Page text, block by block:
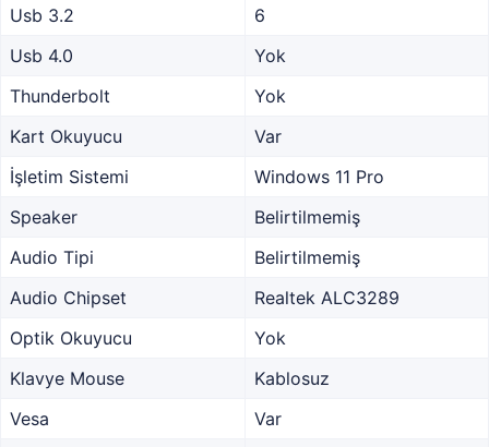
Usb 3.2
6
Usb 4.0
Yok
Thunderbolt
Yok
Kart Okuyucu
Var
İşletim Sistemi
Windows 11 Pro
Speaker
Belirtilmemiş
Audio Tipi
Belirtilmemiş
Audio Chipset
Realtek ALC3289
Optik Okuyucu
Yok
Klavye Mouse
Kablosuz
Vesa
Var